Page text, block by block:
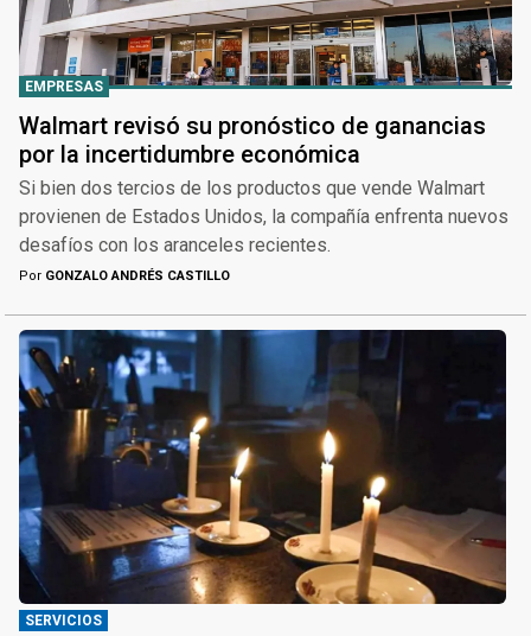
EMPRESAS
Walmart revisó su pronóstico de ganancias
por la incertidumbre económica
Si bien dos tercios de los productos que vende Walmart
provienen de Estados Unidos, la compañía enfrenta nuevos
desafíos con los aranceles recientes.
Por GONZALO ANDRÉS CASTILLO
SERVICIOS